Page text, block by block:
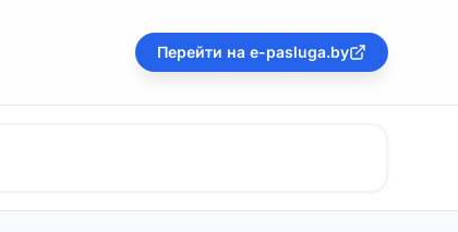
Перейти на e-pasluga.by